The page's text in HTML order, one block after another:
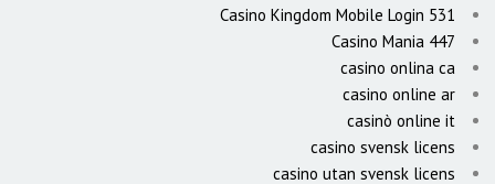
Casino Kingdom Mobile Login 531
Casino Mania 447
casino onlina ca
casino online ar
casinò online it
casino svensk licens
casino utan svensk licens